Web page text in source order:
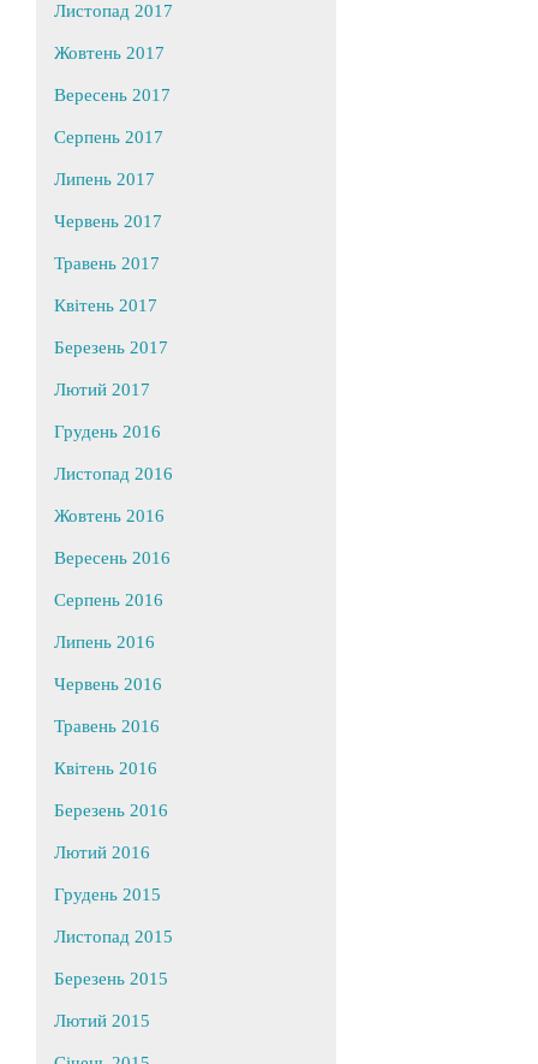
Листопад 2017
Жовтень 2017
Вересень 2017
Серпень 2017
Липень 2017
Червень 2017
Травень 2017
Квітень 2017
Березень 2017
Лютий 2017
Грудень 2016
Листопад 2016
Жовтень 2016
Вересень 2016
Серпень 2016
Липень 2016
Червень 2016
Травень 2016
Квітень 2016
Березень 2016
Лютий 2016
Грудень 2015
Листопад 2015
Березень 2015
Лютий 2015